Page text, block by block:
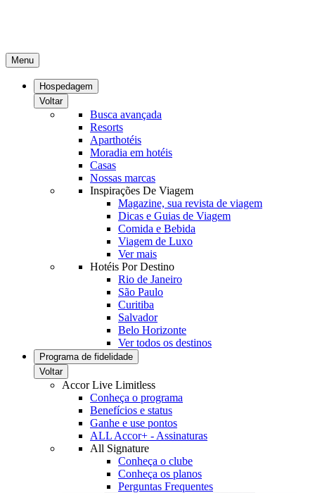
Menu
Hospedagem
Voltar
Busca avançada
Resorts
Aparthotéis
Moradia em hotéis
Casas
Nossas marcas
Inspirações De Viagem
Magazine, sua revista de viagem
Dicas e Guias de Viagem
Comida e Bebida
Viagem de Luxo
Ver mais
Hotéis Por Destino
Rio de Janeiro
São Paulo
Curitiba
Salvador
Belo Horizonte
Ver todos os destinos
Programa de fidelidade
Voltar
Accor Live Limitless
Conheça o programa
Benefícios e status
Ganhe e use pontos
ALL Accor+ - Assinaturas
All Signature
Conheça o clube
Conheça os planos
Perguntas Frequentes